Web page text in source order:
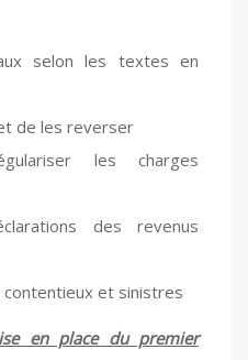
selon les textes en
de les reverser
les charges
des revenus
et sinistres
en place du premier